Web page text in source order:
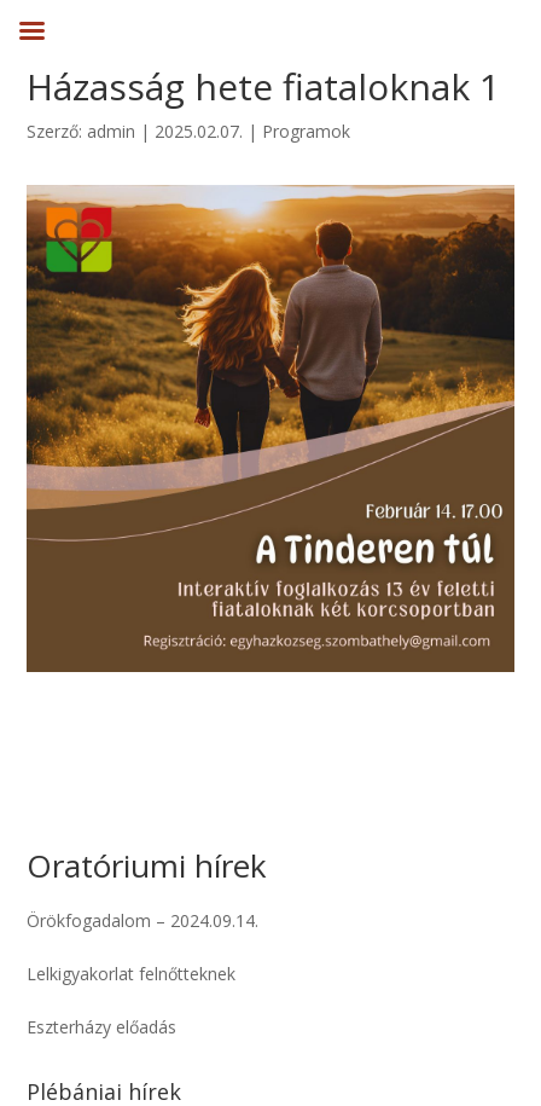
Házasság hete fiataloknak 1
Szerző: admin | 2025.02.07. | Programok
Oratóriumi hírek
Örökfogadalom – 2024.09.14.
Lelkigyakorlat felnőtteknek
Eszterházy előadás
Plébániai hírek